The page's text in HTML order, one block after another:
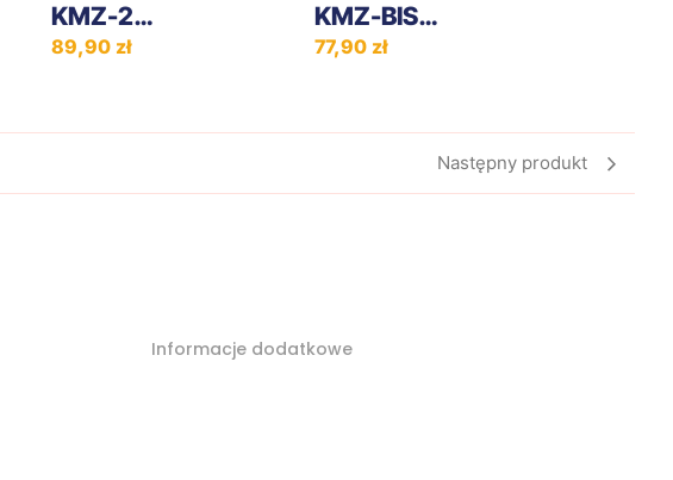
KMZ-2…
89,90 zł
KMZ-BIS…
77,90 zł
Następny produkt
Informacje dodatkowe